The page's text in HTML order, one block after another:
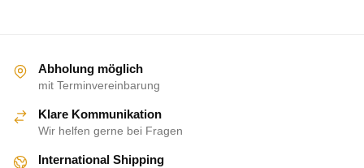
Abholung möglich
mit Terminvereinbarung
Klare Kommunikation
Wir helfen gerne bei Fragen
International Shipping